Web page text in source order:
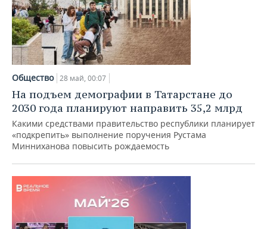
Общество 28 май, 00:07
На подъем демографии в Татарстане до
2030 года планируют направить 35,2 млрд
Какими средствами правительство республики планирует
«подкрепить» выполнение поручения Рустама
Минниханова повысить рождаемость